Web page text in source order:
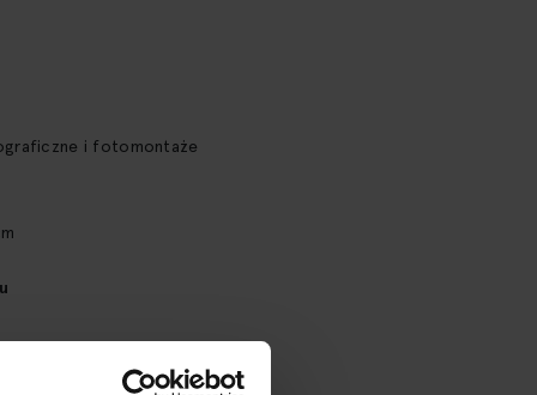
i fotomontaże